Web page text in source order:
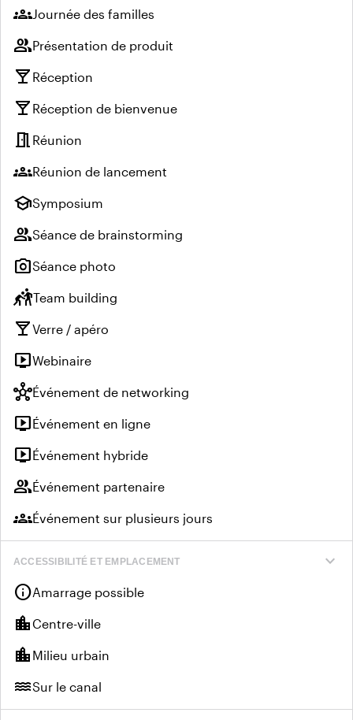
groupsJournée des familles
groupPrésentation de produit
local_bar Réception
local_bar Réception de bienvenue
meeting_room Réunion
groupsRéunion de lancement
schoolSymposium
groupSéance de brainstorming
photo_cameraSéance photo
sports_kabaddiTeam building
local_barVerre / apéro
live_tvWebinaire
hubÉvénement de networking
live_tvÉvénement en ligne
live_tvÉvénement hybride
groupÉvénement partenaire
groupsÉvénement sur plusieurs jours
expand_more
ACCESSIBILITÉ ET EMPLACEMENT
infoAmarrage possible
location_cityCentre-ville
location_city Milieu urbain
waterSur le canal